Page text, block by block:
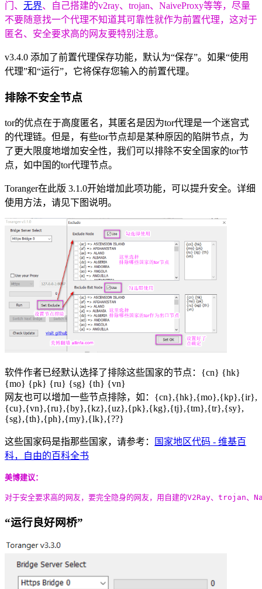
门、 无界、自己搭建的v2ray、trojan、NaiveProxy等等，尽量
不要随意找一个代理不知道其可靠性就作为前置代理，这对于
匿名、安全要求高的网友要特别注意。
v3.4.0 添加了前置代理保存功能，默认为“保存”。如果“使用
代理”和“运行”，它将保存您输入的前置代理。
排除不安全节点
tor的优点在于高度匿名，其匿名是因为tor代理是一个迷宫式
的代理链。但是，有些tor节点却是某种原因的陷阱节点，为
了更大限度地增加安全性，我们可以排除不安全国家的tor节
点，如中国的tor代理节点。
Toranger在此版 3.1.0开始增加此项功能，可以提升安全。详细
使用方法，请见下图说明。
软件作者已经默认选择了排除这些国家的节点：{cn} {hk}
{mo} {pk} {ru} {sg} {th} {vn}
网友也可以增加一些节点排除，如：{cn},{hk},{mo},{kp},{ir},
{cu},{vn},{ru},{by},{kz},{uz},{pk},{kg},{tj},{tm},{tr},{sy},
{sg},{th},{ph},{my},{lk},{??}
这些国家码是指那些国家，请参考：
国家地区代码 - 维基百
科，自由的百科全书
美博建议：
对于安全要求高的网友，要完全隐身的网友，用自建的V2Ray、trojan
“运行良好网桥”